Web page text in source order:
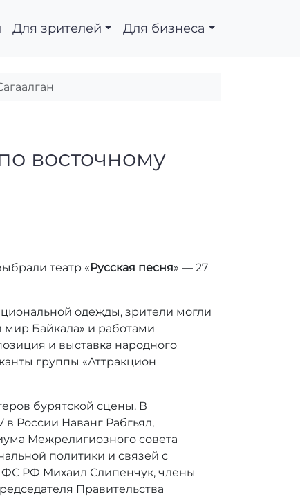
Для зрителей Для бизнеса
год по
восточному
театр «Русская песня» — 27
одежды, зрители могли
Байкала» и работами
и выставка народного
группы «Аттракцион
бурятской сцены. В
России Наванг Рабгьял,
Межрелигиозного совета
политики и связей с
РФ Михаил Слипенчук, члены
Правительства